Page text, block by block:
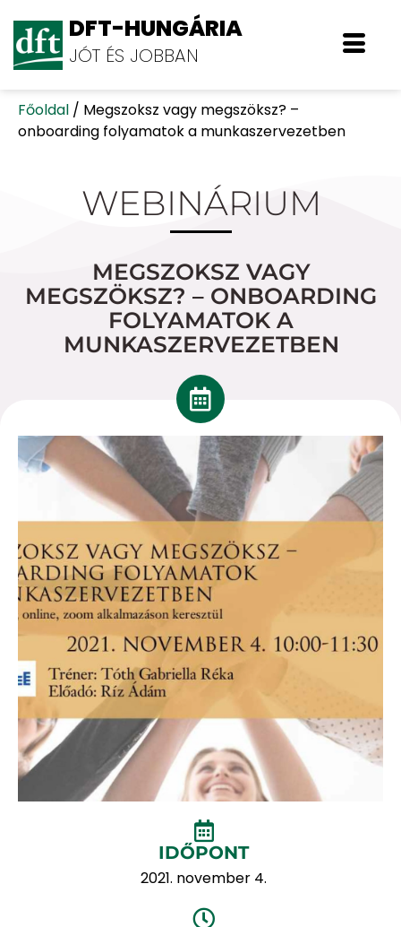
DFT-HUNGÁRIA
JÓT ÉS JOBBAN
Főoldal / Megszoksz vagy megszöksz? –
onboarding folyamatok a munkaszervezetben
WEBINÁRIUM
MEGSZOKSZ VAGY
MEGSZÖKSZ? – ONBOARDING
FOLYAMATOK A
MUNKASZERVEZETBEN
IDŐPONT
2021. november 4.